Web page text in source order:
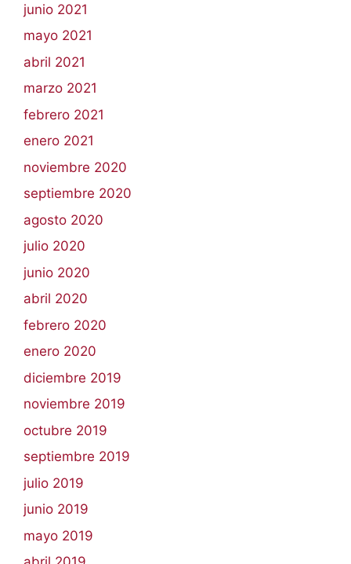
junio 2021
mayo 2021
abril 2021
marzo 2021
febrero 2021
enero 2021
noviembre 2020
septiembre 2020
agosto 2020
julio 2020
junio 2020
abril 2020
febrero 2020
enero 2020
diciembre 2019
noviembre 2019
octubre 2019
septiembre 2019
julio 2019
junio 2019
mayo 2019